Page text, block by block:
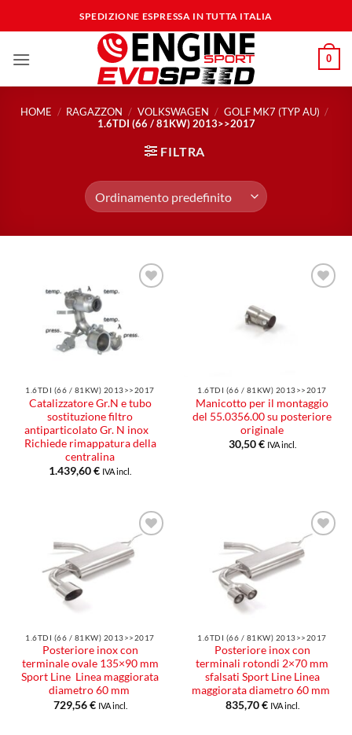
ai
SPEDIZIONE ESPRESSA IN TUTTA ITALIA
0
HOME / RAGAZZON / VOLKSWAGEN / GOLF MK7 (TYP AU) /
1.6TDI (66 / 81KW) 2013>>2017
FILTRA
desideri
1.6TDI (66 / 81KW) 2013>>2017
Catalizzatore Gr.N e tubo
sostituzione filtro
antiparticolato Gr. N inox
Richiede rimappatura della
centralina
1.439,60€ IVA incl.
1.6TDI (66 / 81KW) 2013>>2017
Manicotto per il montaggio
del 55.0356.00 su posteriore
originale
30,50€ IVA incl.
Aggiungi
alla lista
1.6TDI (66 / 81KW) 2013>>2017
Posteriore inox con
terminale ovale 135×90 mm
Sport Line Linea maggiorata
diametro 60 mm
729,56€ IVA incl.
Aggiungi
alla lista
1.6TDI (66 / 81KW) 2013>>2017
Posteriore inox con
terminali rotondi 2×70 mm
sfalsati Sport Line Linea
maggiorata diametro 60 mm
835,70€ IVA incl.